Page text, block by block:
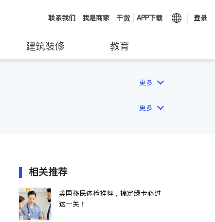
联系我们 我是商家 干货 APP下载 登录
建筑装修 教育
更多
更多
相关推荐
美国移民体检推荐，搞定绿卡必过
这一关！